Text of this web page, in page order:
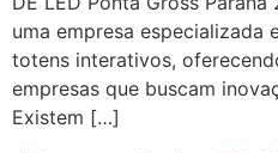
uma empresa especializada
totens interativos,
empresas que buscam
Existem […]